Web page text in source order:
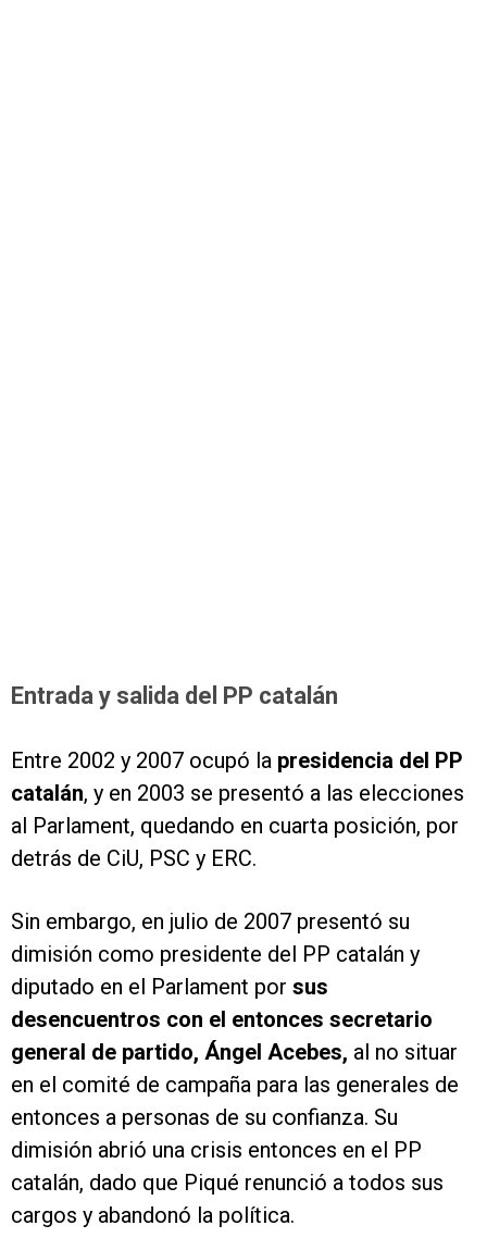
Entrada y salida del PP catalán
Entre 2002 y 2007 ocupó la presidencia del PP
catalán, y en 2003 se presentó a las elecciones
al Parlament, quedando en cuarta posición, por
detrás de CiU, PSC y ERC.
Sin embargo, en julio de 2007 presentó su
dimisión como presidente del PP catalán y
diputado en el Parlament por sus
desencuentros con el entonces secretario
general de partido, Ángel Acebes, al no situar
en el comité de campaña para las generales de
entonces a personas de su confianza. Su
dimisión abrió una crisis entonces en el PP
catalán, dado que Piqué renunció a todos sus
cargos y abandonó la política.